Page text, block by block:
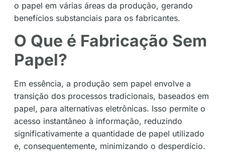
o papel em várias áreas da produção, gerando
benefícios substanciais para os fabricantes.
O Que é Fabricação Sem
Papel?
Em essência, a produção sem papel envolve a
transição dos processos tradicionais, baseados em
papel, para alternativas eletrônicas. Isso permite o
acesso instantâneo à informação, reduzindo
significativamente a quantidade de papel utilizado
e, consequentemente, minimizando o desperdício.